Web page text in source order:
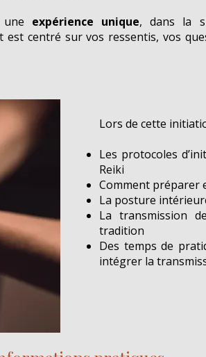
une expérience unique, dans la
centré sur vos ressentis, vos
Lors de cette
Les protocoles
Reiki
Comment préparer
La posture
La transmission
tradition
Des temps de
intégrer la